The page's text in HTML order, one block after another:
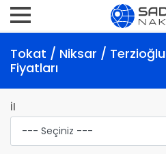
Tokat / Niksar /
Fiyatları
İl